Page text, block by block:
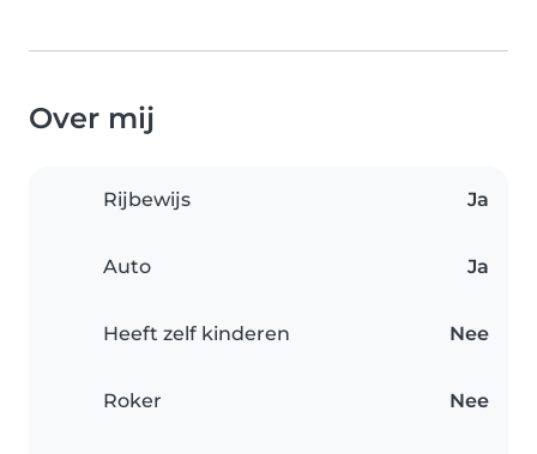
Over mij
Rijbewijs Ja
Auto Ja
Heeft zelf kinderen Nee
Roker Nee